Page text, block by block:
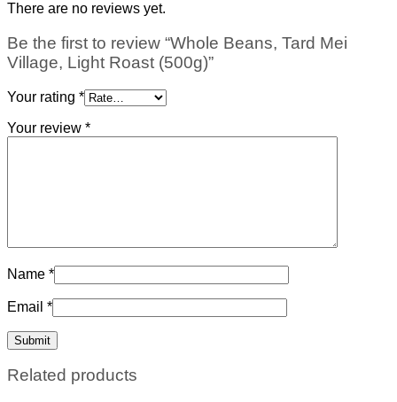
There are no reviews yet.
Be the first to review “Whole Beans, Tard Mei
Village, Light Roast (500g)”
Your rating *
Your review *
Name *
Email *
Related products